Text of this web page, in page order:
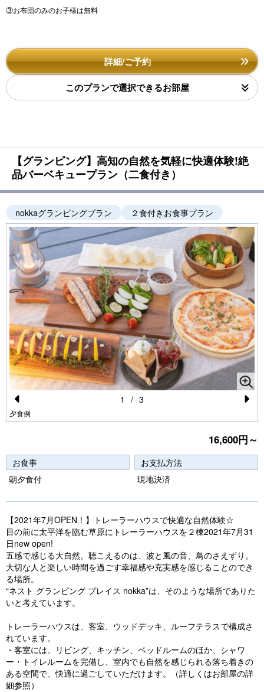
③お布団のみのお子様は無料
詳細/ご予約
このプランで選択できるお部屋
【グランピング】高知の自然を気軽に快適体験!絶
品バーベキュープラン（二食付き）
nokkaグランピングプラン ２食付きお食事プラン
Pr
o
u
s
夕食例
e
xt
1 / 3
16,600円～
お食事
朝夕食付
お支払方法
現地決済
【2021年7月OPEN！】トレーラーハウスで快適な自然体験☆
目の前に太平洋を臨む草原にトレーラーハウスを２棟2021年7月31
日new open!
五感で感じる大自然。聴こえるのは、波と風の音、鳥のさえずり。
大切な人と楽しい時間を過ごす幸福感や充実感を感じることのでき
る場所。
“ネスト グランピング プレイス nokka”は、そのような場所でありた
いと考えています。
トレーラーハウスは、客室、ウッドデッキ、ルーフテラスで構成さ
れています。
・客室には、リビング、キッチン、ベッドルームのほか、シャワ
ー・トイレルームを完備し、室内でも自然を感じられる落ち着きの
ある空間で、快適に過ごしていただけます。（詳しくはお部屋の詳
細参照）